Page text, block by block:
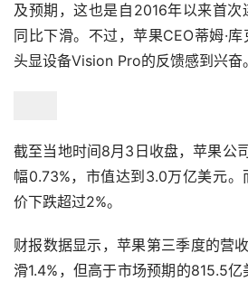
及预期，这也是自2016年以来首
同比下滑。不过，苹果CEO蒂姆·
头显设备Vision Pro的反馈感到兴奋。
截至当地时间8月3日收盘，苹果公
幅0.73%，市值达到3.0万亿美元
价下跌超过2%。
财报数据显示，苹果第三季度的营
滑1.4%，但高于市场预期的815.5